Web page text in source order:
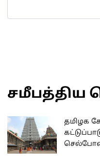
சமீபத்திய
தமிழக